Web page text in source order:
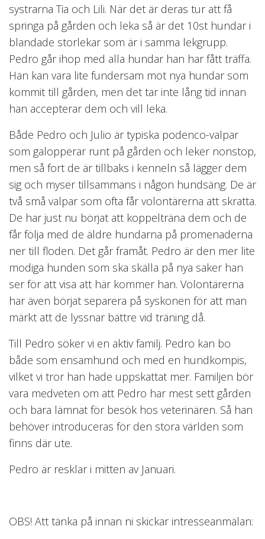
systrarna Tia och Lili. När det är deras tur att få
springa på gården och leka så är det 10st hundar i
blandade storlekar som är i samma lekgrupp.
Pedro går ihop med alla hundar han har fått träffa.
Han kan vara lite fundersam mot nya hundar som
kommit till gården, men det tar inte lång tid innan
han accepterar dem och vill leka.
Både Pedro och Julio är typiska podenco-valpar
som galopperar runt på gården och leker nonstop,
men så fort de är tillbaks i kenneln så lägger dem
sig och myser tillsammans i någon hundsäng. De är
två små valpar som ofta får volontärerna att skratta.
De har just nu börjat att koppelträna dem och de
får följa med de äldre hundarna på promenaderna
ner till floden. Det går framåt. Pedro är den mer lite
modiga hunden som ska skälla på nya saker han
ser för att visa att här kommer han. Volontärerna
har även börjat separera på syskonen för att man
märkt att de lyssnar bättre vid träning då.
Till Pedro söker vi en aktiv familj. Pedro kan bo
både som ensamhund och med en hundkompis,
vilket vi tror han hade uppskattat mer. Familjen bör
vara medveten om att Pedro har mest sett gården
och bara lämnat för besök hos veterinären. Så han
behöver introduceras för den stora världen som
finns där ute.
Pedro är resklar i mitten av Januari.
OBS! Att tänka på innan ni skickar intresseanmälan: